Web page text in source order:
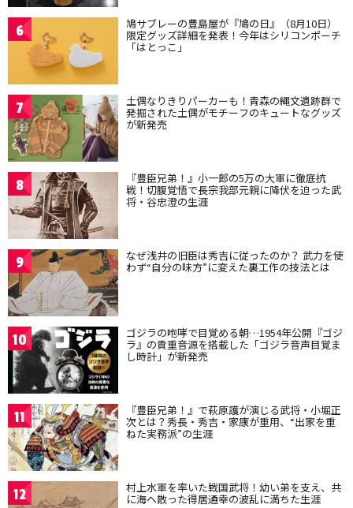
6 鳩サブレーの豊島屋が『鳩の日』（8月10日）
限定グッズ詳細を発表！今年はシリコンポーチ
「はとっこ」
7 土偶なりきりパーカーも！青森の縄文遺跡群で
発掘された土偶がモチーフのキュートなグッズ
が新発売
8 『豊臣兄弟！』小一郎の5万の大軍に徹底抗
戦！切腹覚悟で長宗我部元親に降伏を迫った武
将・谷忠澄の生涯
9 なぜ浅井の旧臣は秀吉に従ったのか？ 武力を使
わず“自分の味方”に変えた裏工作の技法とは
10 ゴジラの咆哮で目覚める朝…1954年公開『ゴジ
ラ』の貴重音源を搭載した「ゴジラ音声目覚ま
し時計」が新発売
11 『豊臣兄弟！』で萩原護が演じる武将・小堀正
次とは？秀長・秀吉・家康が重用、“出家を重
ねた実務派”の生涯
12 村上水軍を率いた戦国武将！幼い弟を支え、共
に海へ散った得居通幸の波乱に満ちた生涯